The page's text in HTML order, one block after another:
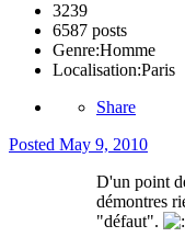
3239
6587 posts
Genre:Homme
Localisation:Paris
Share
Posted May 9, 2010
D'un point
démontres
"défaut".